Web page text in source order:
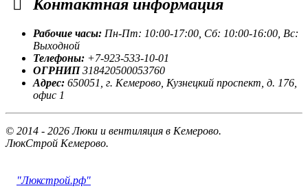
Контактнаяинформация
Рабочие часы: Пн-Пт: 10:00-17:00, Сб: 10:00-16:00, Вс:
Выходной
Телефоны: +7-923-533-10-01
ОГРНИП318420500053760
Адрес: 650051, г. Кемерово, Кузнецкий проспект, д. 176,
офис 1
© 2014 - 2026 Люки и вентиляция в Кемерово.
ЛюкСтрой Кемерово.
"Люкстрой.рф"